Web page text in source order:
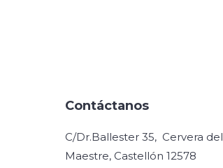
Contáctanos
C/Dr.Ballester 35, Cervera del
Maestre, Castellón 12578